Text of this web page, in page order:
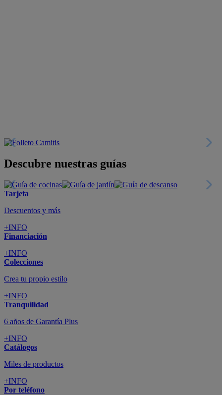
Descubre nuestras guías
Tarjeta
Descuentos y más
+INFO
Financiación
+INFO
Colecciones
Crea tu propio estilo
+INFO
Tranquilidad
6 años de Garantía Plus
+INFO
Catálogos
Miles de productos
+INFO
Por teléfono